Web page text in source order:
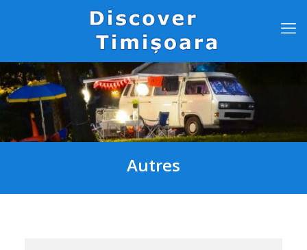
Autres